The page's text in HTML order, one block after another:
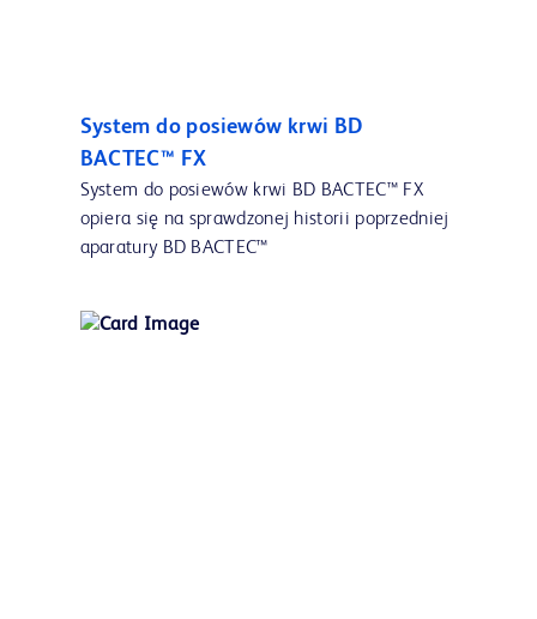
System do posiewów krwi BD
BACTEC™ FX
System do posiewów krwi BD BACTEC™ FX
opiera się na sprawdzonej historii poprzedniej
aparatury BD BACTEC™